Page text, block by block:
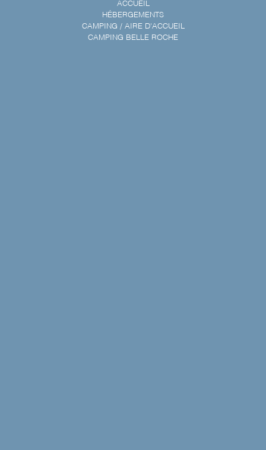
ACCUEIL
HÉBERGEMENTS
CAMPING / AIRE D'ACCUEIL
CAMPING BELLE ROCHE